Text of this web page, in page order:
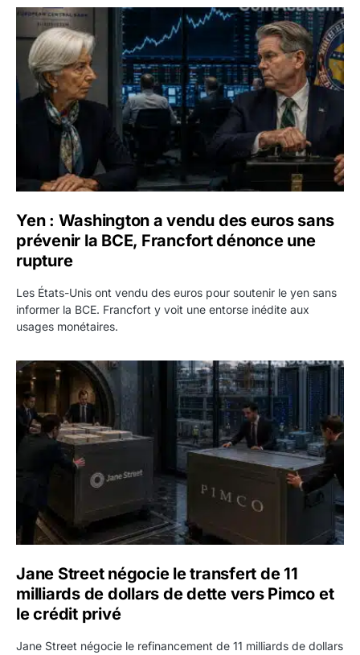
Yen : Washington a vendu des euros sans prévenir la
Yen : Washington a vendu des euros sans
prévenir la BCE, Francfort dénonce une
rupture
Les États-Unis ont vendu des euros pour soutenir le yen sans
informer la BCE. Francfort y voit une entorse inédite aux
usages monétaires.
Jane Street négocie le transfert de 11 milliards de
Jane Street négocie le transfert de 11
milliards de dollars de dette vers Pimco et
le crédit privé
Jane Street négocie le refinancement de 11 milliards de dollars